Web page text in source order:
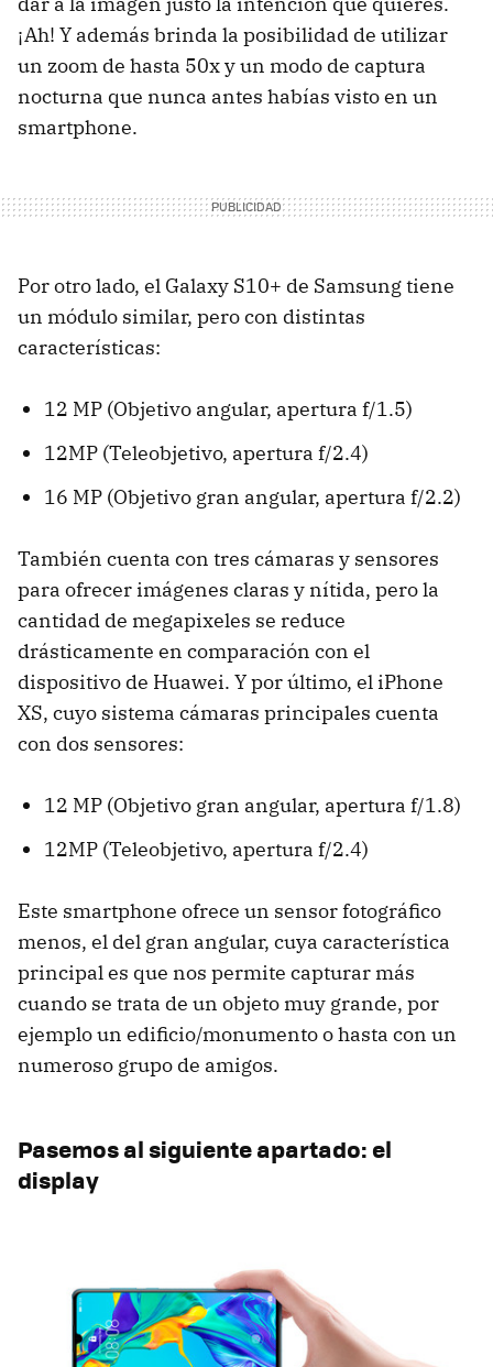
¡Ah! Y además brinda la posibilidad de utilizar
un zoom de hasta 50x y un modo de captura
nocturna que nunca antes habías visto en un
smartphone.
Por otro lado, el Galaxy S10+ de Samsung tiene
un módulo similar, pero con distintas
características:
12 MP (Objetivo angular, apertura f/1.5)
12MP (Teleobjetivo, apertura f/2.4)
16 MP (Objetivo gran angular, apertura f/2.2)
También cuenta con tres cámaras y sensores
para ofrecer imágenes claras y nítida, pero la
cantidad de megapixeles se reduce
drásticamente en comparación con el
dispositivo de Huawei. Y por último, el iPhone
XS, cuyo sistema cámaras principales cuenta
con dos sensores:
12 MP (Objetivo gran angular, apertura f/1.8)
12MP (Teleobjetivo, apertura f/2.4)
Este smartphone ofrece un sensor fotográfico
menos, el del gran angular, cuya característica
principal es que nos permite capturar más
cuando se trata de un objeto muy grande, por
ejemplo un edificio/monumento o hasta con un
numeroso grupo de amigos.
Pasemos al siguiente apartado: el
display